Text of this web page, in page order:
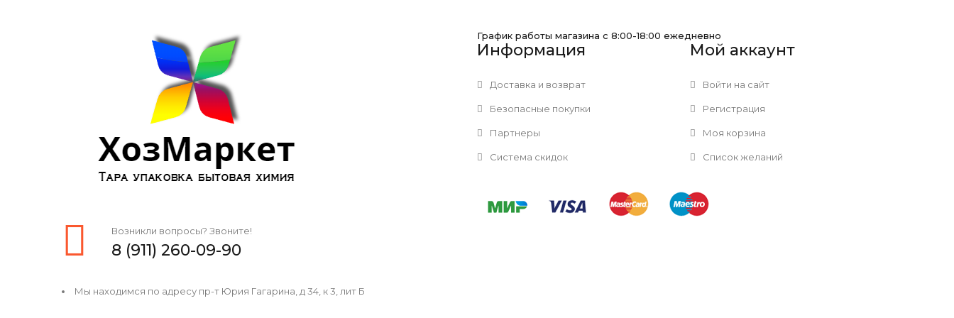
Возникли вопросы? Звоните!
8 (911) 260-09-90
Мы находимся по адресу пр-т Юрия Гагарина, д 34, к 3, лит Б
График работы магазина с 8:00-18:00 ежедневно
Информация
Доставка и возврат
Безопасные покупки
Партнеры
Система скидок
Мой аккаунт
Войти на сайт
Регистрация
Моя корзина
Список желаний